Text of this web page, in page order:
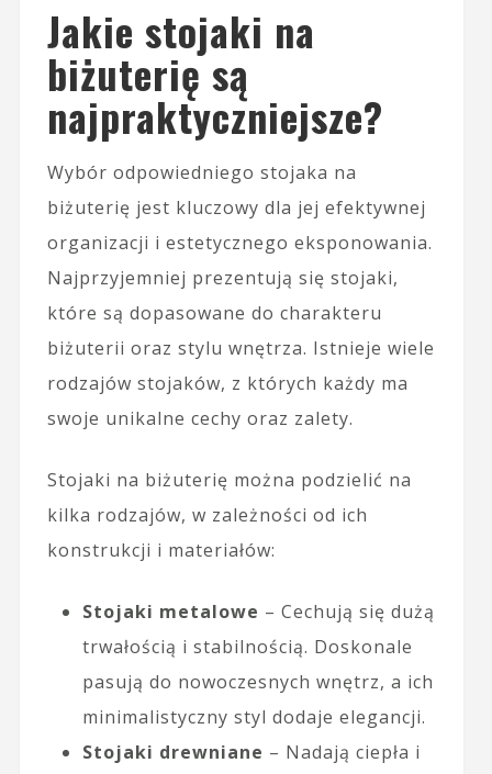
Jakie stojaki na
biżuterię są
najpraktyczniejsze?
Wybór odpowiedniego stojaka na
biżuterię jest kluczowy dla jej efektywnej
organizacji i estetycznego eksponowania.
Najprzyjemniej prezentują się stojaki,
które są dopasowane do charakteru
biżuterii oraz stylu wnętrza. Istnieje wiele
rodzajów stojaków, z których każdy ma
swoje unikalne cechy oraz zalety.
Stojaki na biżuterię można podzielić na
kilka rodzajów, w zależności od ich
konstrukcji i materiałów:
Stojaki metalowe – Cechują się dużą
trwałością i stabilnością. Doskonale
pasują do nowoczesnych wnętrz, a ich
minimalistyczny styl dodaje elegancji.
Stojaki drewniane – Nadają ciepła i